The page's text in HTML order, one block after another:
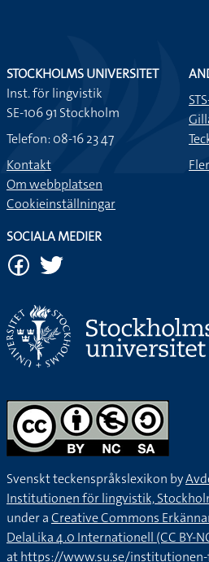
STOCKHOLMS UNIVERSITET
Inst. för lingvistik
SE-106 91 Stockholm
Telefon: 08-16 23 47
Kontakt
Om webbplatsen
Cookieinställningar
SOCIALA MEDIER
Svenskt teckenspråkslexikon by
Institutionen för lingvistik,
under aCreative Commons
DelaLika 4.0 Internationell (CC BY-
athttps://www.su.se/